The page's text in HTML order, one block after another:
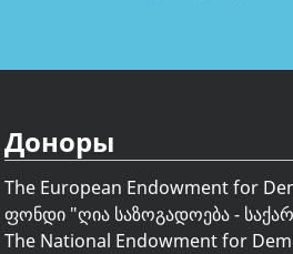
Доноры
The European Endowment for
ფონდი "ღია საზოგადოება -
The National Endowment for